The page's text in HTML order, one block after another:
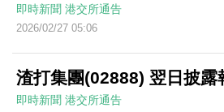
即時新聞 港交所通告
2026/02/27 05:06
渣打集團(02888) 翌日披露
即時新聞 港交所通告